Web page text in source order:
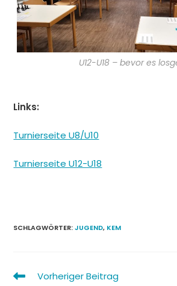
U12-U18 – bevor es
Links:
Turnierseite U8/U10
Turnierseite U12-U18
SCHLAGWÖRTER:JUGEND, KEM
WeitereVorheriger Beitrag